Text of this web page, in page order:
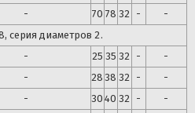
- 70 78 32 -
-
серия диаметров 2.
- 25 35 32 -
-
- 28 38 32 -
-
- 30 40 32 -
-